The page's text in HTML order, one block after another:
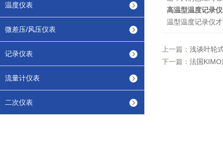
温度仪表
微差压/风压仪表
记录仪表
流量计仪表
二次仪表
高温型温度记录仪
温型温度记录仪
上一篇： 浅谈叶轮
下一篇： 法国